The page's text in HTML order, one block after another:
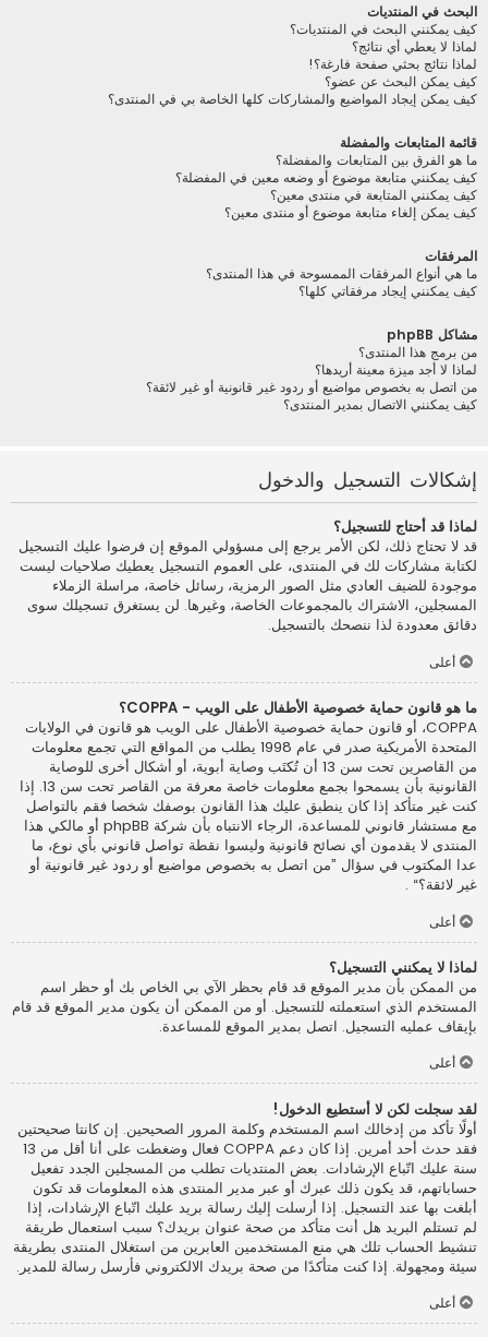
البحث في المنتديات
كيف يمكنني البحث في المنتديات؟
لماذا لا يعطي أي نتائج؟
لماذا نتائج بحثي صفحة فارغة؟!
كيف يمكن البحث عن عضو؟
كيف يمكن إيجاد المواضيع والمشاركات كلها الخاصة بي في المنتدى؟
قائمة المتابعات والمفضلة
ما هو الفرق بين المتابعات والمفضلة؟
كيف يمكنني متابعة موضوع أو وضعه معين في المفضلة؟
كيف يمكنني المتابعة في منتدى معين؟
كيف يمكن إلغاء متابعة موضوع أو منتدى معين؟
المرفقات
ما هي أنواع المرفقات الممسوحة في هذا المنتدى؟
كيف يمكنني إيجاد مرفقاتي كلها؟
مشاكل phpBB
من برمج هذا المنتدى؟
لماذا لا أجد ميزة معينة أريدها؟
من اتصل به بخصوص مواضيع أو ردود غير قانونية أو غير لائقة؟
كيف يمكنني الاتصال بمدير المنتدى؟
إشكالات التسجيل والدخول
لماذا قد أحتاج للتسجيل؟
قد لا تحتاج ذلك، لكن الأمر يرجع إلى مسؤولي الموقع إن فرضوا عليك التسجيل
لكتابة مشاركات لك في المنتدى، على العموم التسجيل يعطيك صلاحيات ليست
موجودة للضيف العادي مثل الصور الرمزية، رسائل خاصة، مراسلة الزملاء
المسجلين، الاشتراك بالمجموعات الخاصة، وغيرها. لن يستغرق تسجيلك سوى
دقائق معدودة لذا ننصحك بالتسجيل.
أعلى
ما هو قانون حماية خصوصية الأطفال على الويب - COPPA؟
COPPA، أو قانون حماية خصوصية الأطفال على الويب هو قانون في الولايات
المتحدة الأمريكية صدر في عام 1998 يطلب من المواقع التي تجمع معلومات
من القاصرين تحت سن 13 أن تُكتَب وصاية أبوية، أو أشكال أخرى للوصاية
القانونية بأن يسمحوا بجمع معلومات خاصة معرفة من القاصر تحت سن 13. إذا
كنت غير متأكد إذا كان ينطبق عليك هذا القانون بوصفك شخصا فقم بالتواصل
مع مستشار قانوني للمساعدة، الرجاء الانتباه بأن شركة phpBB أو مالكي هذا
المنتدى لا يقدمون أي نصائح قانونية وليسوا نقطة تواصل قانوني بأي نوع، ما
عدا المكتوب في سؤال ”من اتصل به بخصوص مواضيع أو ردود غير قانونية أو
غير لائقة؟“ .
أعلى
لماذا لا يمكنني التسجيل؟
من الممكن بأن مدير الموقع قد قام بحظر الآي بي الخاص بك أو حظر اسم
المستخدم الذي استعملته للتسجيل. أو من الممكن أن يكون مدير الموقع قد قام
بإيقاف عمليه التسجيل. اتصل بمدير الموقع للمساعدة.
أعلى
لقد سجلت لكن لا أستطيع الدخول!
أولًا تأكد من إدخالك اسم المستخدم وكلمة المرور الصحيحين. إن كانتا صحيحتين
فقد حدث أحد أمرين. إذا كان دعم COPPA فعال وضغطت على أنا أقل من 13
سنة عليك اتّباع الإرشادات. بعض المنتديات تطلب من المسجلين الجدد تفعيل
حساباتهم، قد يكون ذلك عبرك أو عبر مدير المنتدى هذه المعلومات قد تكون
أبلغت بها عند التسجيل. إذا أرسلت إليك رسالة بريد عليك اتّباع الإرشادات، إذا
لم تستلم البريد هل أنت متأكد من صحة عنوان بريدك؟ سبب استعمال طريقة
تنشيط الحساب تلك هي منع المستخدمين العابرين من استغلال المنتدى بطريقة
سيئة ومجهولة. إذا كنت متأكدًا من صحة بريدك الالكتروني فأرسل رسالة للمدير.
أعلى